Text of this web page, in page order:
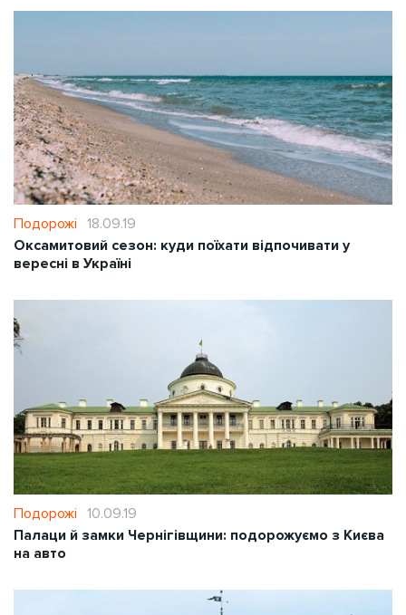
Подорожі 18.09.19
Оксамитовий сезон: куди поїхати відпочивати у
вересні в Україні
Подорожі 10.09.19
Палаци й замки Чернігівщини: подорожуємо з Києва
на авто